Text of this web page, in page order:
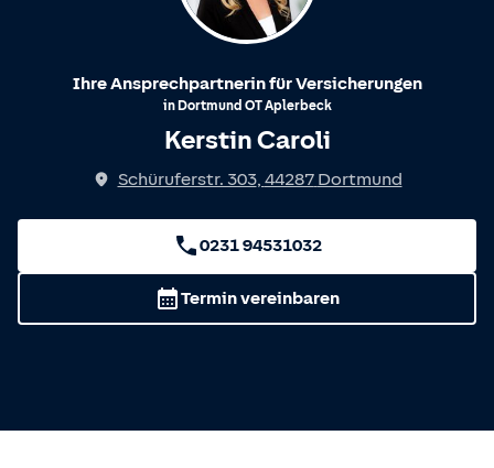
Ihre Ansprechpartnerin für Versicherungen
in Dortmund OTAplerbeck
Kerstin Caroli
Schüruferstr. 303, 44287 Dortmund
0231 94531032
Termin vereinbaren